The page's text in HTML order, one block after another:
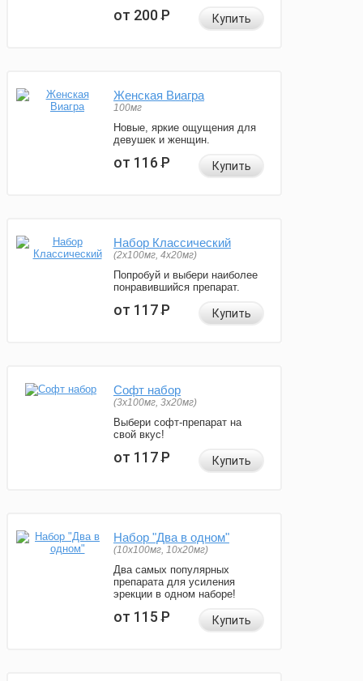
от 200Р Купить
Женская Виагра
100мг
Новые, яркие ощущения для
девушек и женщин.
от 116Р Купить
Набор Классический
(2x100мг, 4x20мг)
Попробуй и выбери наиболее
понравившийся препарат.
от 117Р Купить
Софт набор
(3x100мг, 3x20мг)
Выбери софт-препарат на
свой вкус!
от 117Р Купить
Набор "Два в одном"
(10x100мг, 10x20мг)
Два самых популярных
препарата для усиления
эрекции в одном наборе!
от 115Р Купить